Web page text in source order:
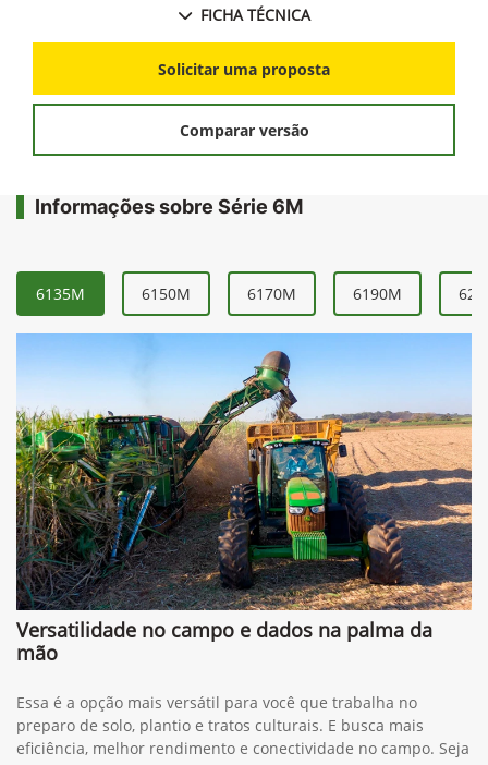
FICHA TÉCNICA
Solicitar uma proposta
Comparar versão
Informações sobre Série 6M
6135M 6150M 6170M 6190M
Versatilidade no campo e dados na palma da
mão
Essa é a opção mais versátil para você que trabalha no
preparo de solo, plantio e tratos culturais. E busca mais
eficiência, melhor rendimento e conectividade no campo. Seja